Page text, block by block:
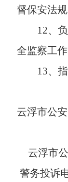
督保安法
12、负
全监察工作
13、指
云浮市公
云浮市
警务投诉